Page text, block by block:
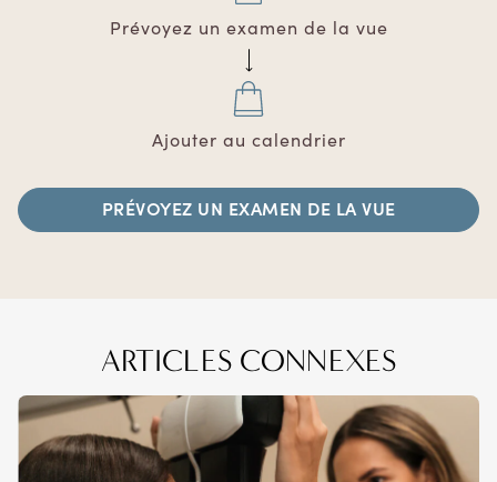
Prévoyez un examen de la vue
Ajouter au calendrier
PRÉVOYEZ UN EXAMEN DE LA VUE
ARTICLES CONNEXES